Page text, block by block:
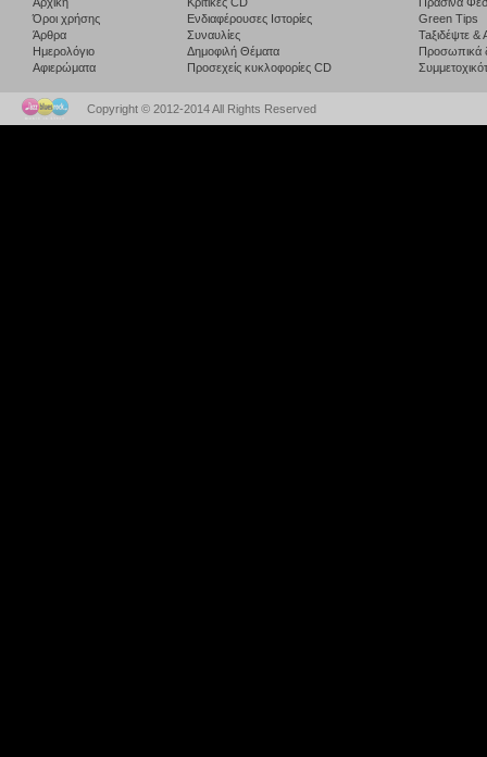
Όροι χρήσης
Άρθρα
Ημερολόγιο
Αφιερώματα
Ενδιαφέρουσες Ιστορίες
Συναυλίες
Δημοφιλή Θέματα
Προσεχείς κυκλοφορίες CD
Green Tips
Taξιδέψτε
Προσωπικά
Copyright © 2012-2014 All Rights Reserved